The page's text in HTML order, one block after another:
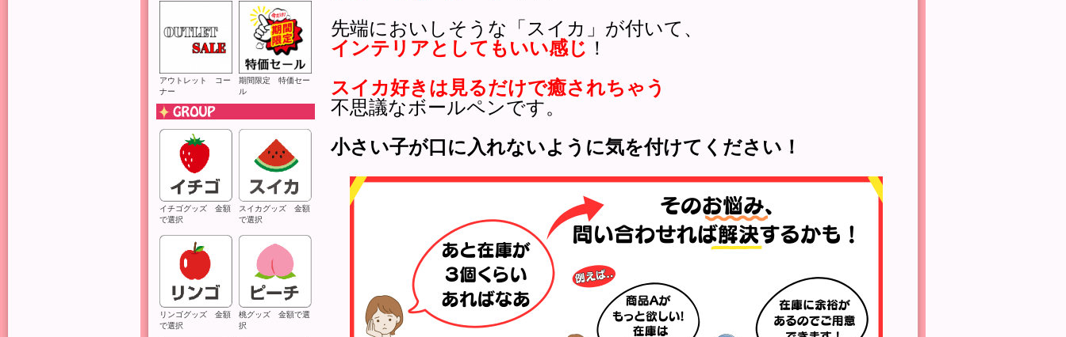
アウトレット コー
ナー
期間限定 特価セー
ル
イチゴグッズ 金額
で選択
スイカグッズ 金額
で選択
リンゴグッズ 金額
で選択
桃グッズ 金額で選
択
先端においしそうな「スイカ」が付いて、
インテリアとしてもいい感じ ！
スイカ好きは見るだけで癒されちゃう
不思議なボールペンです。
小さい子が口に入れないように気を付けてください！